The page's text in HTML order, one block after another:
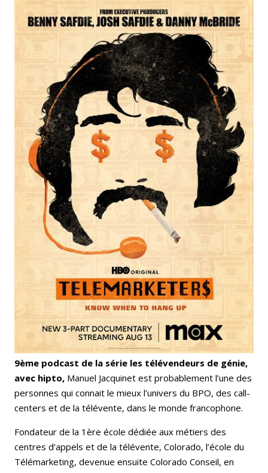
9ème podcast de la série les télévendeurs de génie,
avec hipto, Manuel Jacquinet est probablement l’une des
personnes qui connait le mieux l’univers du BPO, des call-
centers et de la télévente, dans le monde francophone.
Fondateur de la 1ère école dédiée aux métiers des
centres d’appels et de la télévente, Colorado, l’école du
Télémarketing, devenue ensuite Colorado Conseil, en